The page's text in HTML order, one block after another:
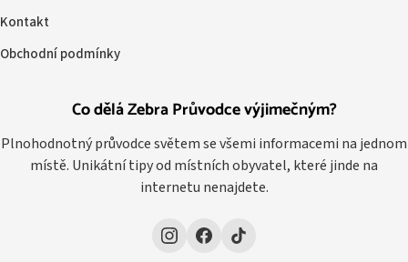
Co dělá Zebra Průvodce výjimečným?
Plnohodnotný průvodce světem se všemi informacemi na jednom
místě. Unikátní tipy od místních obyvatel, které jinde na
internetu nenajdete.
Kontakt
Obchodní podmínky